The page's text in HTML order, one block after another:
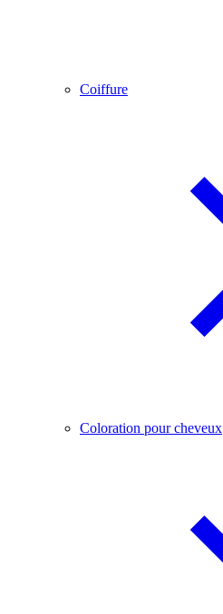
Coiffure
Coloration pour cheveux